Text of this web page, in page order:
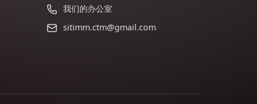
我们的办公室
sitimm.ctm@gmail.com